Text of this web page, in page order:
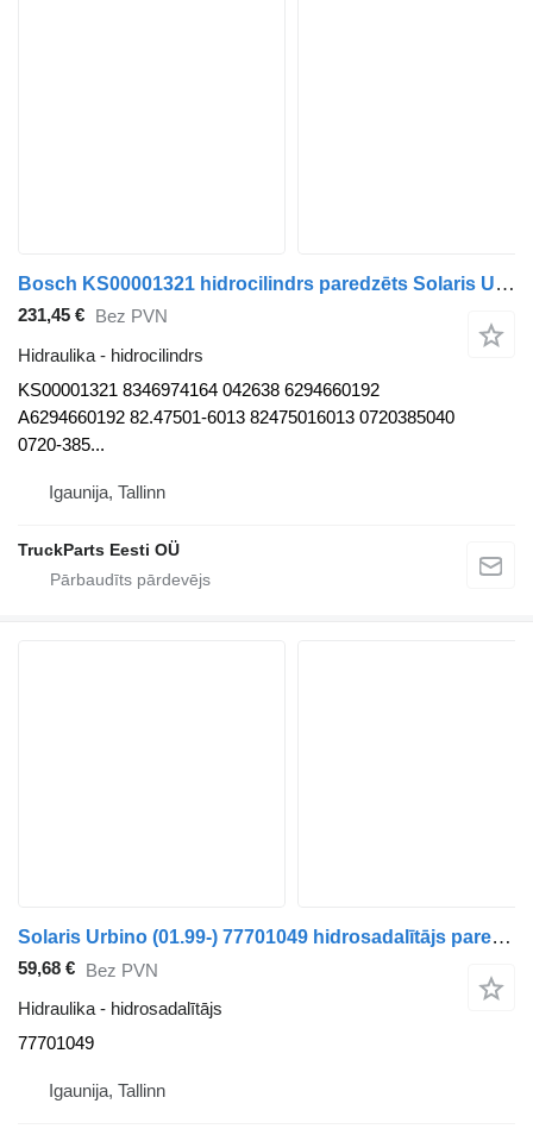
Bosch KS00001321 hidrocilindrs paredzēts Solaris Urbino, Alpino, Vacanza (1999-) autobusa
231,45 € Bez PVN
Hidraulika - hidrocilindrs
KS00001321 8346974164 042638 6294660192
A6294660192 82.47501-6013 82475016013 0720385040
0720-385...
Igaunija, Tallinn
TruckParts Eesti OÜ
Solaris Urbino (01.99-) 77701049 hidrosadalītājs paredzēts Solaris Urbino, Alpino, Vacanza (1999-) autobusa
59,68 € Bez PVN
Hidraulika - hidrosadalītājs
77701049
Igaunija, Tallinn